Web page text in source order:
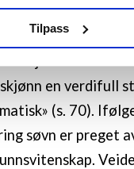
og fontene.no
innhold, tilpassede
på denne siden.
Tilpass
i
handlet om
en verdifull
(s. 70).
søvn er preget